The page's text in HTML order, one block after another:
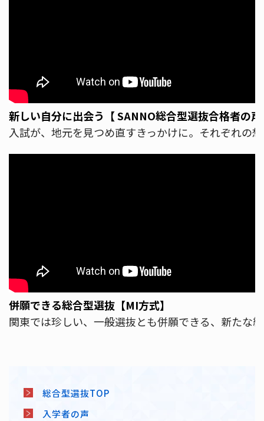
新しい自分に出会う【 SANNO総合型選抜合格者の
入試が、地元を見つめ直すきっかけに。それぞれの
併願できる総合型選抜【MI方式】
関東では珍しい、一般選抜とも併願できる、新たな
総合型選抜TOP
入学者の声